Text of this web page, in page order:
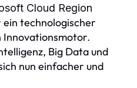
Cloud Region
ein technologischer
Innovationsmotor.
Big Data und
nun einfacher und